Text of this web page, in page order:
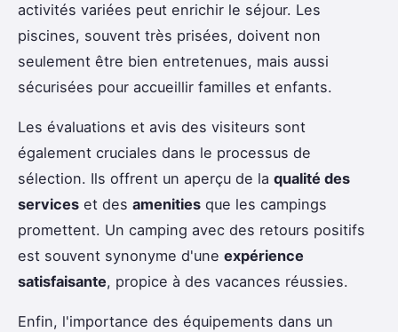
activités variées peut enrichir le séjour. Les
piscines, souvent très prisées, doivent non
seulement être bien entretenues, mais aussi
sécurisées pour accueillir familles et enfants.
Les évaluations et avis des visiteurs sont
également cruciales dans le processus de
sélection. Ils offrent un aperçu de la qualité des
services et des amenities que les campings
promettent. Un camping avec des retours positifs
est souvent synonyme d'une expérience
satisfaisante, propice à des vacances réussies.
Enfin, l'importance des équipements dans un